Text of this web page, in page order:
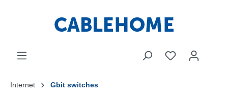
Internet Gbit switches